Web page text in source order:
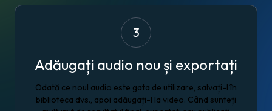
3
Adăugați audio nou și exportați
Odată ce noul audio este gata de utilizare, salvați-l în
biblioteca dvs., apoi adăugați-l la video. Când sunteți